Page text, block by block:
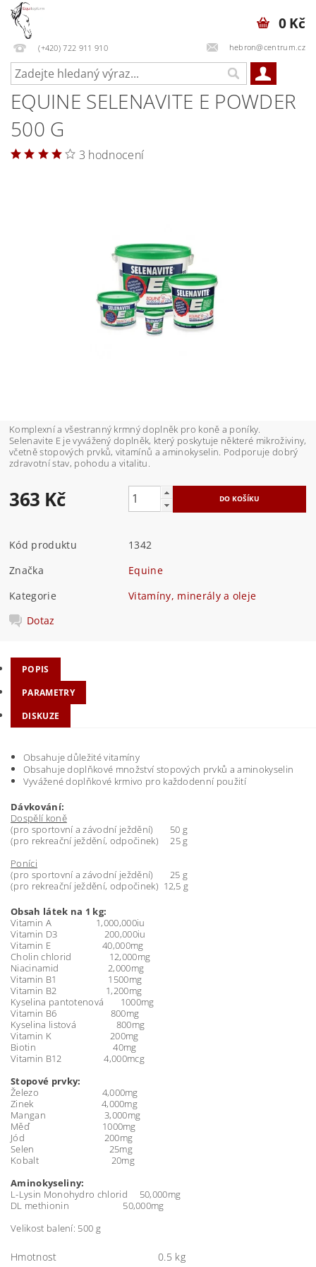
(+420) 722 911 910 hebron@centrum.cz
0 Kč
EQUINE SELENAVITE E POWDER
500 G
3 hodnocení
Komplexní a všestranný krmný doplněk pro koně a poníky.
Selenavite E je vyvážený doplněk, který poskytuje některé mikroživiny,
včetně stopových prvků, vitamínů a aminokyselin. Podporuje dobrý
zdravotní stav, pohodu a vitalitu.
363 Kč
Kód produktu
1342
Značka
Equine
Kategorie
Vitamíny, minerály a oleje
Dotaz
POPIS
PARAMETRY
DISKUZE
Obsahuje důležité vitamíny
Obsahuje doplňkové množství stopových prvků a aminokyselin
Vyvážené doplňkové krmivo pro každodenní použití
Dávkování:
Dospělí koně
(pro sportovní a závodní ježdění) 50 g
(pro rekreační ježdění, odpočinek) 25 g
Poníci
(pro sportovní a závodní ježdění) 25 g
(pro rekreační ježdění, odpočinek) 12,5 g
Obsah látek na 1 kg:
Vitamin A 1,000,000iu
Vitamin D3 200,000iu
Vitamin E 40,000mg
Cholin chlorid 12,000mg
Niacinamid 2,000mg
Vitamin B1 1500mg
Vitamin B2 1,200mg
Kyselina pantotenová 1000mg
Vitamin B6 800mg
Kyselina listová 800mg
Vitamin K 200mg
Biotin 40mg
Vitamin B12 4,000mcg
Stopové prvky:
Železo 4,000mg
Zinek 4,000mg
Mangan 3,000mg
Měď 1000mg
Jód 200mg
Selen 25mg
Kobalt 20mg
Aminokyseliny:
L-Lysin Monohydro chlorid 50,000mg
DL methionin 50,000mg
Velikost balení: 500 g
Hmotnost 0.5 kg